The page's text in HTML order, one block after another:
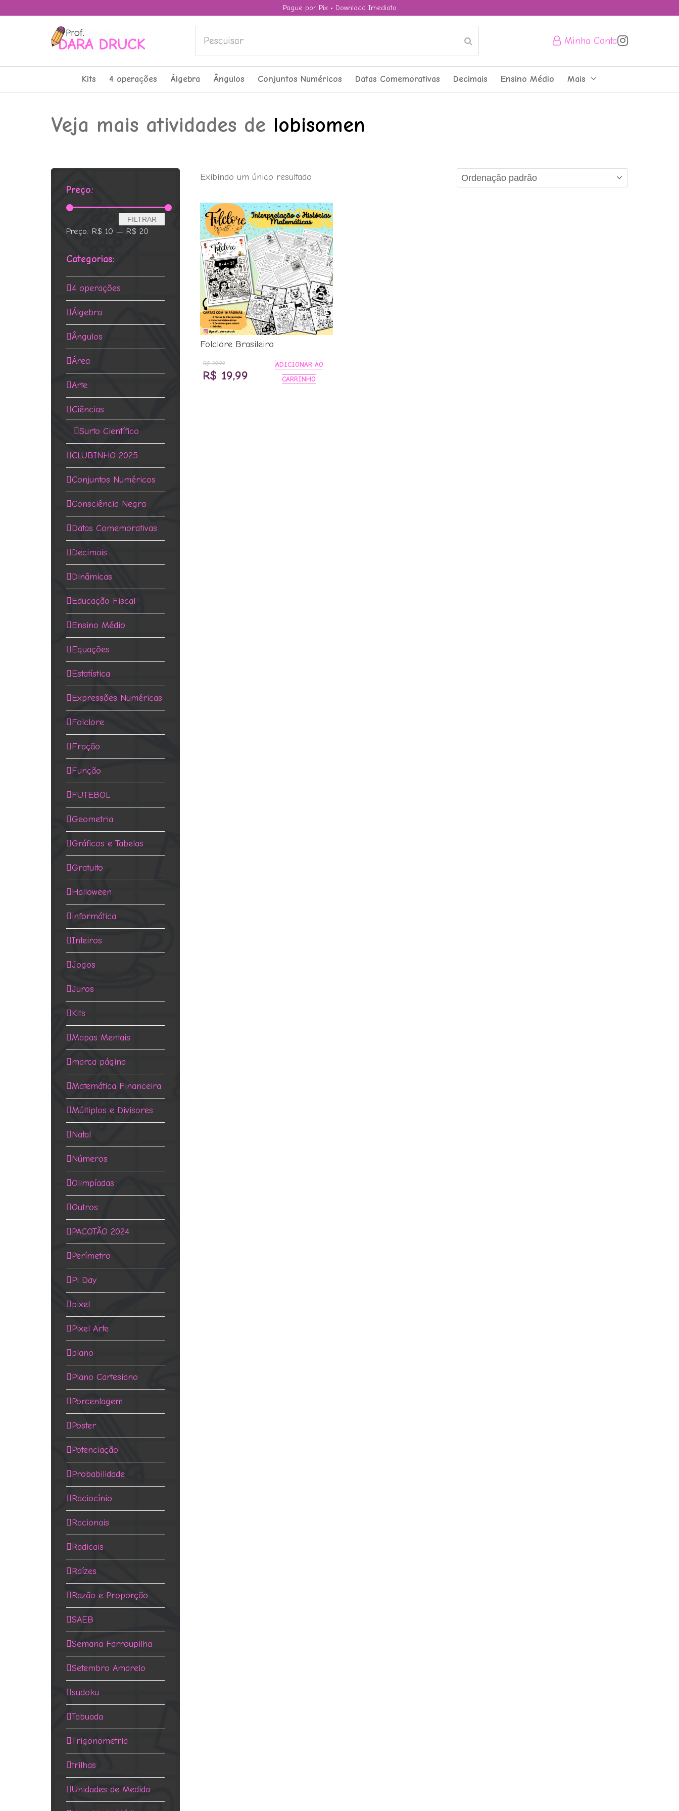
Pague por Pix • Download Imediato
Minha Conta
Kits 4 operações Álgebra Ângulos Conjuntos Numéricos Datas Comemorativas Decimais Ensino Médio Mais
Veja mais atividades de lobisomen
Preço:
mínimo
máximo
FILTRAR
Preço: R$ 10 — R$ 20
Categorias:
4 operações
Álgebra
Ângulos
Área
Arte
Ciências
Surto Científico
CLUBINHO 2025
Conjuntos Numéricos
Consciência Negra
Datas Comemorativas
Decimais
Dinâmicas
Educação Fiscal
Ensino Médio
Equações
Estatística
Expressões Numéricas
Folclore
Fração
Função
FUTEBOL
Geometria
Gráficos e Tabelas
Gratuito
Halloween
informática
Inteiros
Jogos
Juros
Kits
Mapas Mentais
marca página
Matemática Financeira
Múltiplos e Divisores
Natal
Números
Olimpíadas
Outros
PACOTÃO 2024
Perímetro
Pi Day
pixel
Pixel Arte
plano
Plano Cartesiano
Porcentagem
Poster
Potenciação
Probabilidade
Raciocínio
Racionais
Radicais
Raízes
Razão e Proporção
SAEB
Semana Farroupilha
Setembro Amarelo
sudoku
Tabuada
Trigonometria
trilhas
Unidades de Medida
Exibindo um único resultado
Folclore Brasileiro
R$39,99
O
R$ 19,99
ADICIONAR AO
CARRINHO